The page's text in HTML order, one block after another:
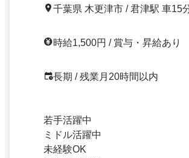
千葉県 木更津市 / 君津駅 車15
時給1,500円 / 賞与・昇給あり
長期 / 残業月20時間以内
若手活躍中
ミドル活躍中
未経験OK